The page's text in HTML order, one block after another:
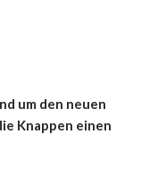
um den neuen
Knappen einen